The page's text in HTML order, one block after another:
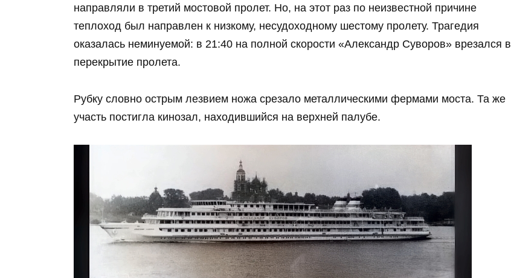
направляли в третий мостовой пролет. Но, на этот раз по неизвестной причине
теплоход был направлен к низкому, несудоходному шестому пролету. Трагедия
оказалась неминуемой: в 21:40 на полной скорости «Александр Суворов» врезался в
перекрытие пролета.
Рубку словно острым лезвием ножа срезало металлическими фермами моста. Та же
участь постигла кинозал, находившийся на верхней палубе.